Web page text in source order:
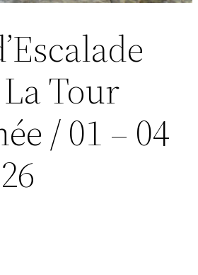
Tour
/ 01 – 04